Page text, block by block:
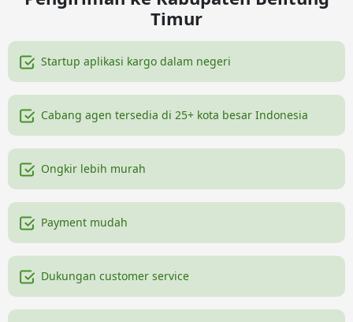
Timur
Startup aplikasi kargo dalam negeri
Cabang agen tersedia di 25+ kota besar Indonesia
Ongkir lebih murah
Payment mudah
Dukungan customer service